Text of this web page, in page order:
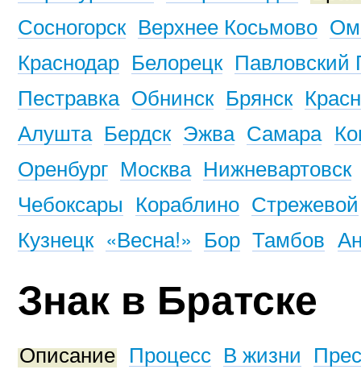
Сосногорск Верхнее Косьмово
Краснодар Белорецк Павловский
Пестравка Обнинск Брянск
Алушта Бердск Эжва Самара
Оренбург Москва Нижневартовск
Чебоксары Кораблино Стрежевой
Кузнецк «Весна!» Бор Тамбов
Знак в Братске
Описание Процесс В жизни